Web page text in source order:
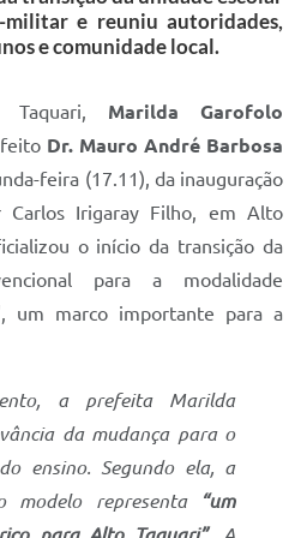
e reuniu autoridades,
e comunidade local.
Marilda Garofolo
Dr. Mauro André Barbosa
feira (17.11), da inauguração
Carlos Irigaray Filho, em Alto
o início da transição da
para a modalidade
um marco importante para a
a prefeita Marilda
da mudança para o
ensino. Segundo ela, a
modelo representa“um